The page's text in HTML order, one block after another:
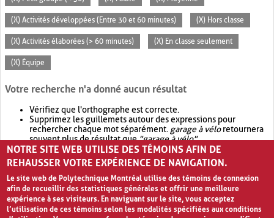
(X) Activités développées (Entre 30 et 60 minutes) (X) Hors classe
(X) Activités élaborées (> 60 minutes) (X) En classe seulement
(X) Équipe
Votre recherche n'a donné aucun résultat
Vérifiez que l'orthographe est correcte.
Supprimez les guillemets autour des expressions pour
rechercher chaque mot séparément. garage à véloretournera
souvent plus de résultat que"garage à vélo".
Envisagez d'élargir votre recherche avec OR.garage OR vélo
retournera souvent plus de résultat quegarage à vélo
NOTRE SITE WEB UTILISE DES TÉMOINS AFIN DE
REHAUSSER VOTRE EXPÉRIENCE DE NAVIGATION.
Le site web de Polytechnique Montréal utilise des témoins de connexion
afin de recueillir des statistiques générales et offrir une meilleure
expérience à ses visiteurs. En naviguant sur le site, vous acceptez
l’utilisation de ces témoins selon les modalités spécifiées aux conditions